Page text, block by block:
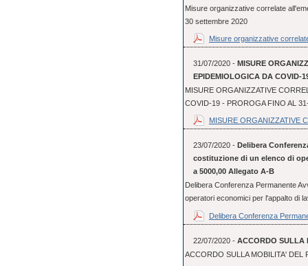
Misure organizzative correlate
30 settembre 2020
Misure organizzative
31/07/2020 - MISURE
EPIDEMIOLOGICA DA COVID-
MISURE ORGANIZZATIVE
COVID-19 - PROROGA FINO AL
MISURE ORGANIZZATIVE
23/07/2020 - Delibera
costituzione di un elenco di
a 5000,00 Allegato A-B
Delibera Conferenza Permanente
operatori economici per l'appalto di
Delibera Conferenza
22/07/2020 - ACCORDO SULLA
ACCORDO SULLA MOBILITA' DEL